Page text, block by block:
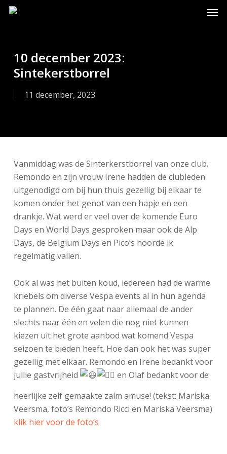
Skip
10 december 2023:
Sintekerstborrel
11 december, 2023
Vanmiddag was de Sinterkerstborrel van onze club.
Remondo en zijn vrouw Irene hadden de clubleden
uitgenodigd om bij hun thuis gezellig bij elkaar te
komen onder het genot van een hapje en een
drankje. Wat werd er veel over de komende Euro
Days en World Days gesproken maar ook de Alp
Days, de Belgium Days en Pico’s hoorde ik
regelmatig vallen.
Ook al was het buiten koud, iedereen had de warme
kriebels om diverse Vespa events al in hun agenda
te plannen. De één gaat naar allemaal de ander
slechts naar één en velen die nog niet kunnen
kiezen uit het grote aanbod wat komend Vespa
seizoen te bieden heeft. Hoe dan ook het was super
gezellig met elkaar. Remondo en Irene bedankt voor
jullie gastvrijheid
en Olaf bedankt voor de
heerlijke zelf gemaakte zalm amuse! (tekst: Mariska
Veersma, foto’s Remondo Ricci en Mariska Veersma)
klik hier voor de foto’s